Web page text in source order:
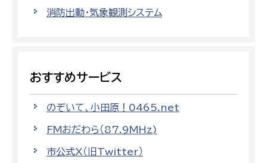
消防出動・気象観測システム
おすすめサービス
のぞいて、小田原！0465.net
FMおだわら（87.9MHz)
市公式X（旧Twitter）